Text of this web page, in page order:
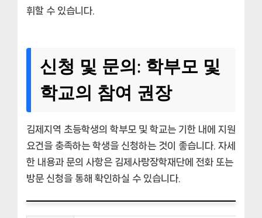
휘할 수 있습니다.
신청 및 문의: 학부모 및
학교의 참여 권장
김제지역 초등학생의 학부모 및 학교는 기한 내에 지원
요건을 충족하는 학생을 신청하는 것이 좋습니다. 자세
한 내용과 문의 사항은 김제사랑장학재단에 전화 또는
방문 신청을 통해 확인하실 수 있습니다.